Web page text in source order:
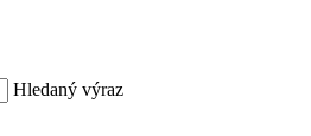
Hledaný výraz